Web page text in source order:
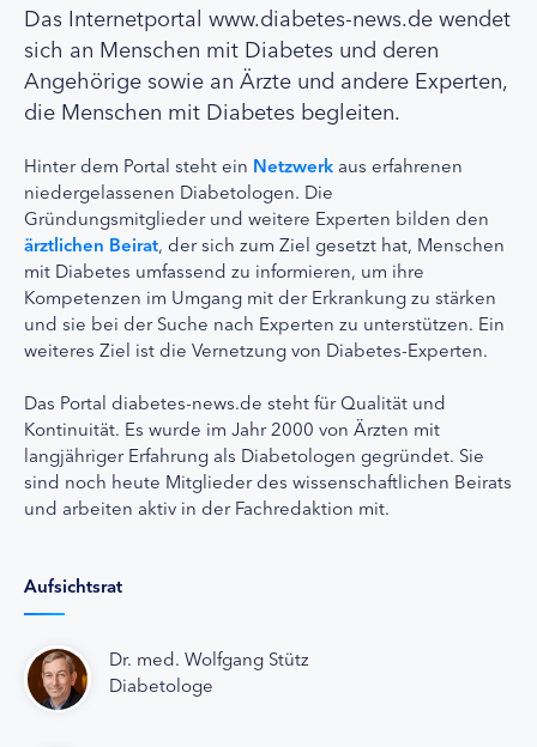
Das Internetportal www.diabetes-news.de wendet
sich an Menschen mit Diabetes und deren
Angehörige sowie an Ärzte und andere Experten,
die Menschen mit Diabetes begleiten.
Hinter dem Portal steht ein Netzwerk aus erfahrenen
niedergelassenen Diabetologen. Die
Gründungsmitglieder und weitere Experten bilden den
ärztlichen Beirat, der sich zum Ziel gesetzt hat, Menschen
mit Diabetes umfassend zu informieren, um ihre
Kompetenzen im Umgang mit der Erkrankung zu stärken
und sie bei der Suche nach Experten zu unterstützen. Ein
weiteres Ziel ist die Vernetzung von Diabetes-Experten.
Das Portal diabetes-news.de steht für Qualität und
Kontinuität. Es wurde im Jahr 2000 von Ärzten mit
langjähriger Erfahrung als Diabetologen gegründet. Sie
sind noch heute Mitglieder des wissenschaftlichen Beirats
und arbeiten aktiv in der Fachredaktion mit.
Aufsichtsrat
Dr. med. Wolfgang Stütz
Diabetologe